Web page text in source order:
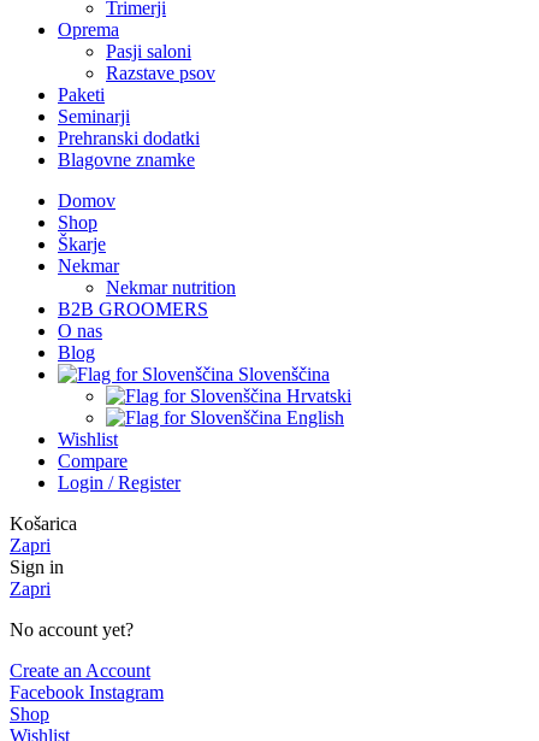
Trimerji
Oprema
Pasji saloni
Razstave psov
Paketi
Seminarji
Prehranski dodatki
Blagovne znamke
Domov
Shop
Škarje
Nekmar
Nekmar nutrition
B2B GROOMERS
O nas
Blog
Slovenščina
Hrvatski
English
Wishlist
Compare
Login / Register
Košarica
Zapri
Sign in
Zapri
No account yet?
Create an Account
Facebook Instagram
Shop
Wishlist